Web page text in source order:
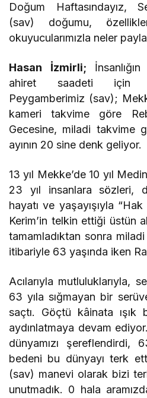
Doğum Haftasındayız,
(sav) doğumu,
okuyucularımızla neler
Hasan İzmirli;
ahiret saadeti için
Peygamberimiz (sav);
kameri takvime göre
Gecesine, miladi takvime
ayının 20 sine denk geliyor.
13 yıl Mekke’de 10 yıl
23 yıl insanlara sözleri,
hayatı ve yaşayışıyla
Kerim’in telkin ettiği üstün
tamamladıktan sonra
itibariyle 63 yaşında iken
Acılarıyla mutluluklarıyla,
63 yıla sığmayan bir
saçtı. Göçtü kâinata ışık
aydınlatmaya devam
dünyamızı şereflendirdi,
bedeni bu dünyayı terk
(sav) manevi olarak bizi
unutmadık. 0 hala